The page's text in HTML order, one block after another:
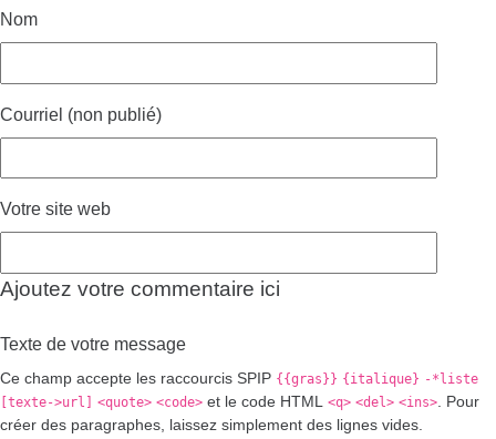
Nom
Courriel (non publié)
Votre site web
Ajoutez votre commentaire ici
Texte de votre message
Ce champ accepte les raccourcis SPIP {{gras}} {italique} -*liste
[texte->url] <quote> <code> et le code HTML <q> <del> <ins> . Pour
créer des paragraphes, laissez simplement des lignes vides.